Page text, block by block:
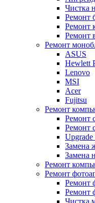
Чистка
Ремонт
Ремонт
Ремонт
Ремонт
ASUS
Hewlett
Lenovo
MSI
Acer
Fujitsu
Ремонт
Ремонт
Ремонт
Upgrade
Замена
Замена
Ремонт
Ремонт
Ремонт
Ремонт
Чистка